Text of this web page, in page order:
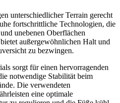
unterschiedlicher Terrain gerecht
fortschrittliche Technologien, die
unebenen Oberflächen
außergewöhnlichen Halt und
zu bezwingen.
sorgt für einen hervorragenden
notwendige Stabilität beim
Die verwendeten
eine optimale